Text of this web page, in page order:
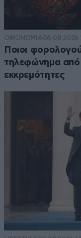
ΟΙΚΟΝΟΜΙΑ08·08·2026
Ποιοι
τηλεφώνημα
εκκρεμότητες